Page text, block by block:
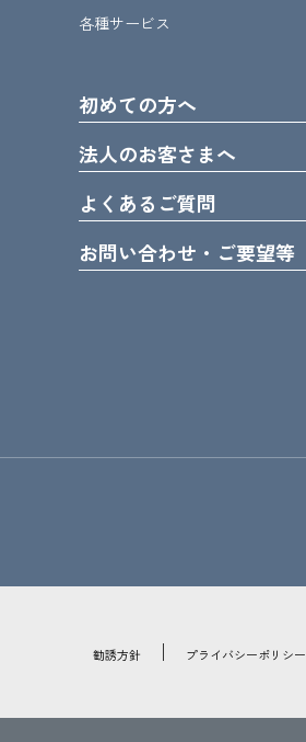
各種サービス
初めての方へ
法人のお客さまへ
よくあるご質問
お問い合わせ・ご要望等
勧誘方針 プライバシーポリシー